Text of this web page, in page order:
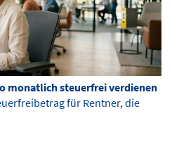
monatlich steuerfrei verdienen
für Rentner, die